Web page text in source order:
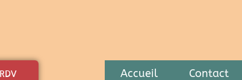
Accueil Contact